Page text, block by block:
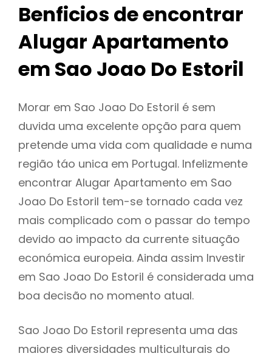
Benficios de encontrar
Alugar Apartamento
em Sao Joao Do Estoril
Morar em Sao Joao Do Estoril é sem
duvida uma excelente opção para quem
pretende uma vida com qualidade e numa
região táo unica em Portugal. Infelizmente
encontrar Alugar Apartamento em Sao
Joao Do Estoril tem-se tornado cada vez
mais complicado com o passar do tempo
devido ao impacto da currente situação
económica europeia. Ainda assim Investir
em Sao Joao Do Estoril é considerada uma
boa decisão no momento atual.
Sao Joao Do Estoril representa uma das
maiores diversidades multiculturais do